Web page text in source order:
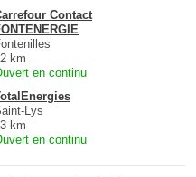
Contact
km
en continu
Lys
km
en continu